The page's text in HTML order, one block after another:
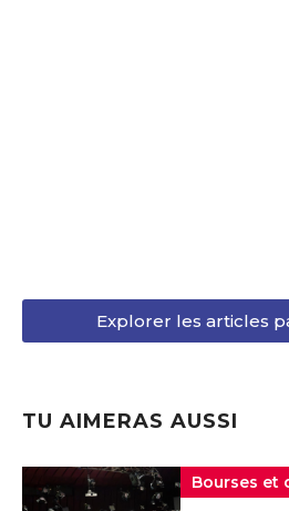
Explorer les articles
TU AIMERAS AUSSI
Bourses et